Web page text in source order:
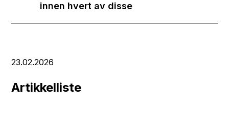
innen hvert av disse
23.02.2026
Artikkelliste